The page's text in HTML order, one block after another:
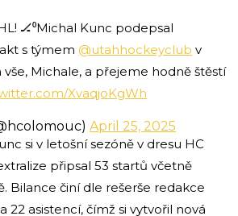
🏒⁰Michal Kunc podepsal
s týmem @utahhockeyclub v
Michale, a přejeme hodně štěstí
XvaqjoKgWh
April 25, 2025
si v letošní sezóně v dresu HC
připsal 53 startů včetně
Bilance činí dle rešerše redakce
22 asistencí, čímž si vytvořil nová